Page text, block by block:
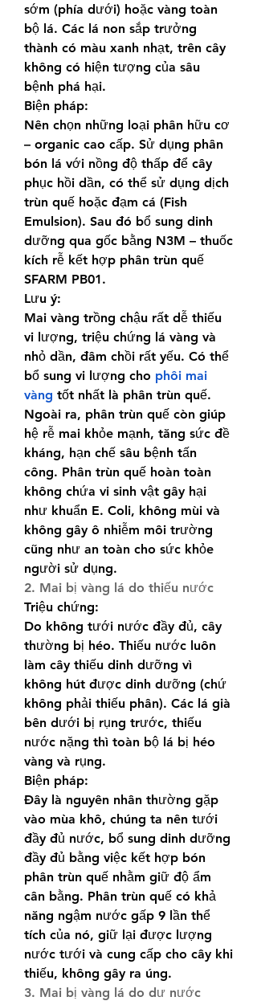
sớm (phía dưới) hoặc vàng toàn
bộ lá. Các lá non sắp trưởng
thành có màu xanh nhạt, trên cây
không có hiện tượng của sâu
bệnh phá hại.
Biện pháp:
Nên chọn những loại phân hữu cơ
– organic cao cấp. Sử dụng phân
bón lá với nồng độ thấp để cây
phục hồi dần, có thể sử dụng dịch
trùn quế hoặc đạm cá (Fish
Emulsion). Sau đó bổ sung dinh
dưỡng qua gốc bằng N3M – thuốc
kích rễ kết hợp phân trùn quế
SFARM PB01.
Lưu ý:
Mai vàng trồng chậu rất dễ thiếu
vi lượng, triệu chứng lá vàng và
nhỏ dần, đâm chồi rất yếu. Có thể
bổ sung vi lượng cho phôi mai
vàng tốt nhất là phân trùn quế.
Ngoài ra, phân trùn quế còn giúp
hệ rễ mai khỏe mạnh, tăng sức đề
kháng, hạn chế sâu bệnh tấn
công. Phân trùn quế hoàn toàn
không chứa vi sinh vật gây hại
như khuẩn E. Coli, không mùi và
không gây ô nhiễm môi trường
cũng như an toàn cho sức khỏe
người sử dụng.
2. Mai bị vàng lá do thiếu nước
Triệu chứng:
Do không tưới nước đầy đủ, cây
thường bị héo. Thiếu nước luôn
làm cây thiếu dinh dưỡng vì
không hút được dinh dưỡng (chứ
không phải thiếu phân). Các lá già
bên dưới bị rụng trước, thiếu
nước nặng thì toàn bộ lá bị héo
vàng và rụng.
Biện pháp:
Đây là nguyên nhân thường gặp
vào mùa khô, chúng ta nên tưới
đầy đủ nước, bổ sung dinh dưỡng
đầy đủ bằng việc kết hợp bón
phân trùn quế nhằm giữ độ ẩm
cân bằng. Phân trùn quế có khả
năng ngậm nước gấp 9 lần thể
tích của nó, giữ lại được lượng
nước tưới và cung cấp cho cây khi
thiếu, không gây ra úng.
3. Mai bị vàng lá do dư nước